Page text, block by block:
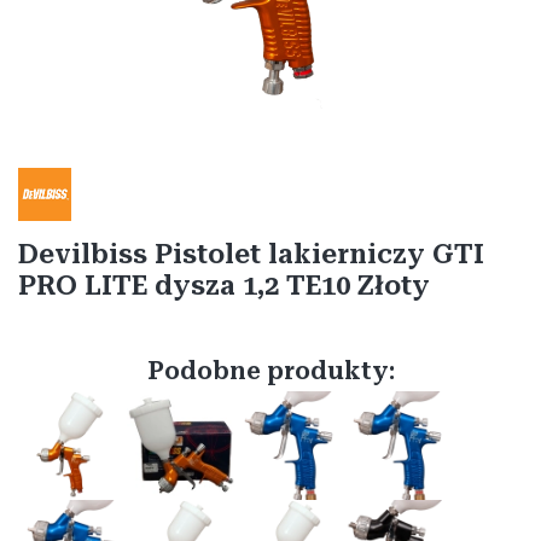
Etykiety
Devilbiss Pistolet lakierniczy GTI
PRO LITE dysza 1,2 TE10 Złoty
Podobne produkty: